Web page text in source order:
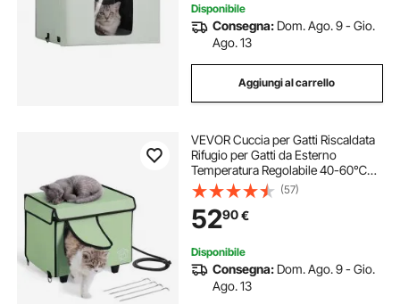
Disponibile
Consegna: Dom. Ago. 9 - Gio.
Ago. 13
Aggiungi al carrello
VEVOR Cuccia per Gatti Riscaldata
Rifugio per Gatti da Esterno
Temperatura Regolabile 40-60℃
con Timer Rifugio per Gatti in
Tessuto Oxford 900D con
Cuscinetto Riscaldato 42x32cm,
Taglia Piccola
(57)
5290€
Disponibile
Consegna: Dom. Ago. 9 - Gio.
Ago. 13